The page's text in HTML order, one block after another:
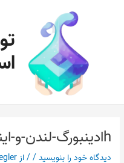
hادینبورگ-لندن-و-اینترنت-آهسته/
دیدگاه‌ خود را بنویسید// از
نوشته